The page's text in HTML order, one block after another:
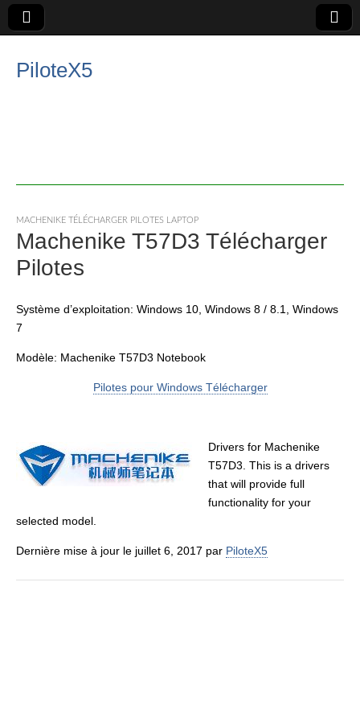
PiloteX5
MACHENIKE TÉLÉCHARGER PILOTES LAPTOP
Machenike T57D3 Télécharger
Pilotes
Système d’exploitation: Windows 10, Windows 8 / 8.1, Windows
7
Modèle: Machenike T57D3 Notebook
Pilotes pour Windows Télécharger
Drivers for Machenike
T57D3. This is a drivers
that will provide full
functionality for your
selected model.
Dernière mise à jour le juillet 6, 2017 par PiloteX5